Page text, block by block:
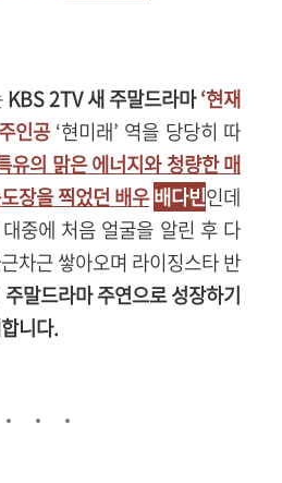
KBS 2TV 새 주말드라마‘현재
인공‘현미래’ 역을 당당히 따
유의 맑은 에너지와 청량한 매
장을 찍었던 배우배다빈인데
중에 처음 얼굴을 알린 후 다
차근 쌓아오며 라이징스타 반
주말드라마 주연으로 성장하기
니다.